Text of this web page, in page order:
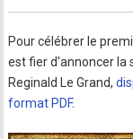
Pour célébrer le
est fier d'annoncer la
Reginald Le Grand,
format PDF.